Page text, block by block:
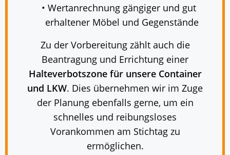
Wertanrechnung gängiger und gut
erhaltener Möbel und Gegenstände
Zu der Vorbereitung zählt auch die
Beantragung und Errichtung einer
Halteverbotszone für unsere Container
und LKW. Dies übernehmen wir im Zuge
der Planung ebenfalls gerne, um ein
schnelles und reibungsloses
Vorankommen am Stichtag zu
ermöglichen.